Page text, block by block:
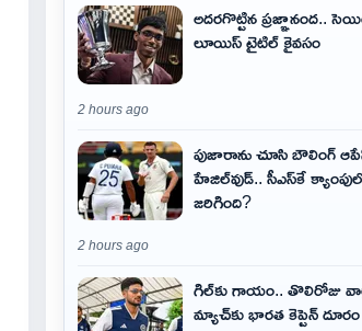
అదరగొట్టిన ప్రజ్ఞానంద..
లూయిస్ టైటిల్‌ కైవసం
2 hours ago
పుజారాను చూసి బౌలింగ్
హేజిల్‌వుడ్.. సీఎస్‌కే
జరిగింది?
2 hours ago
గిల్‌కు గాయం.. తొలిరోజు
మ్యాచ్‌కు భారత కెప్టెన్‌ దూరం